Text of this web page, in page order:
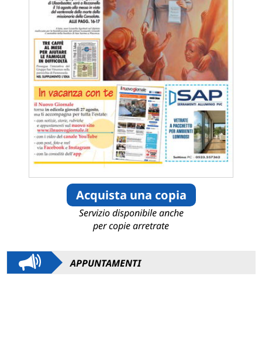
Acquista una copia
Servizio disponibile anche
per copie arretrate
APPUNTAMENTI